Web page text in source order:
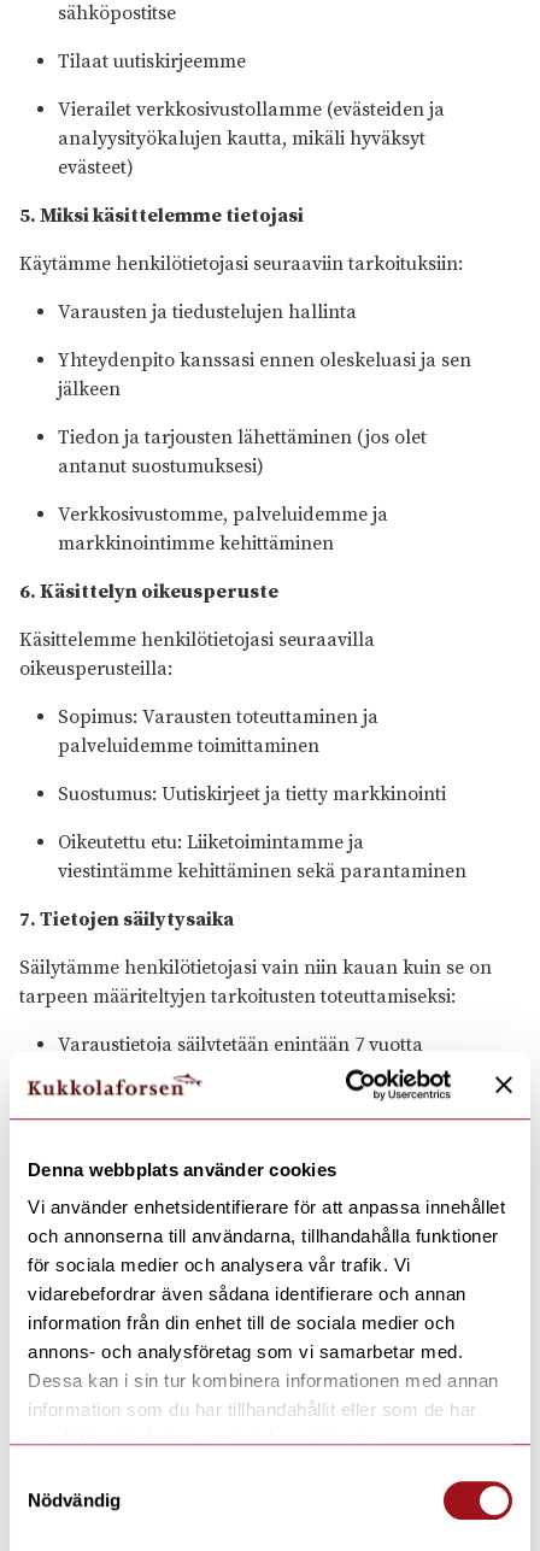
Denna webbplats använder cookies
Vi använder enhetsidentifierare för att anpassa innehållet
och annonserna till användarna, tillhandahålla funktioner
för sociala medier och analysera vår trafik. Vi
vidarebefordrar även sådana identifierare och annan
information från din enhet till de sociala medier och
annons- och analysföretag som vi samarbetar med.
Dessa kan i sin tur kombinera informationen med annan
information som du har tillhandahållit eller som de har
Nödvändig
sähköpostitse
Tilaat uutiskirjeemme
Vierailet verkkosivustollamme (evästeiden ja
analyysityökalujen kautta, mikäli hyväksyt
evästeet)
5. Miksi käsittelemme tietojasi
Käytämme henkilötietojasi seuraaviin tarkoituksiin:
Varausten ja tiedustelujen hallinta
Yhteydenpito kanssasi ennen oleskeluasi ja sen
jälkeen
Tiedon ja tarjousten lähettäminen (jos olet
antanut suostumuksesi)
Verkkosivustomme, palveluidemme ja
markkinointimme kehittäminen
6. Käsittelyn oikeusperuste
Käsittelemme henkilötietojasi seuraavilla
oikeusperusteilla:
Sopimus: Varausten toteuttaminen ja
palveluidemme toimittaminen
Suostumus: Uutiskirjeet ja tietty markkinointi
Oikeutettu etu: Liiketoimintamme ja
viestintämme kehittäminen sekä parantaminen
7. Tietojen säilytysaika
Säilytämme henkilötietojasi vain niin kauan kuin se on
tarpeen määriteltyjen tarkoitusten toteuttamiseksi:
Varaustietoja säilytetään enintään 7 vuotta
kirjanpitolain mukaisesti.
Markkinointitietoja säilytetään, kunnes perut
Muut tiedot poistetaan, kun niitä ei enää tarvita.
8. Kolmannet osapuolet ja tietojen luovuttaminen
Voimme jakaa henkilötietojasi seuraavien
palveluntarjoajien kanssa:
Varausjärjestelmät: VisBook / BookVisit
Maksunvälittäjä: Nets
Mainos- ja analyysialustat: Meta